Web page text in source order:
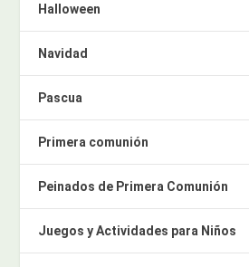
Halloween
Navidad
Pascua
Primera comunión
Peinados de Primera Comunión
Juegos y Actividades para Niños